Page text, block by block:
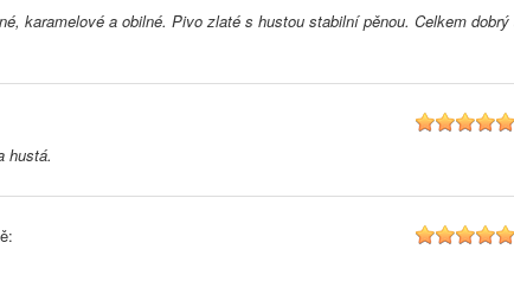
karamelové a obilné. Pivo zlaté s hustou stabilní pěnou. Celkem
hustá.